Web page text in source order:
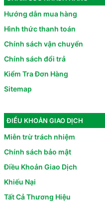
Hướng dẫn mua hàng
Hình thức thanh toán
Chính sách vận chuyển
Chính sách đổi trả
Kiểm Tra Đơn Hàng
Sitemap
ĐIỀU KHOẢN GIAO DỊCH
Miễn trừ trách nhiệm
Chính sách bảo mật
Điều Khoản Giao Dịch
Khiếu Nại
Tất Cả Thương Hiệu